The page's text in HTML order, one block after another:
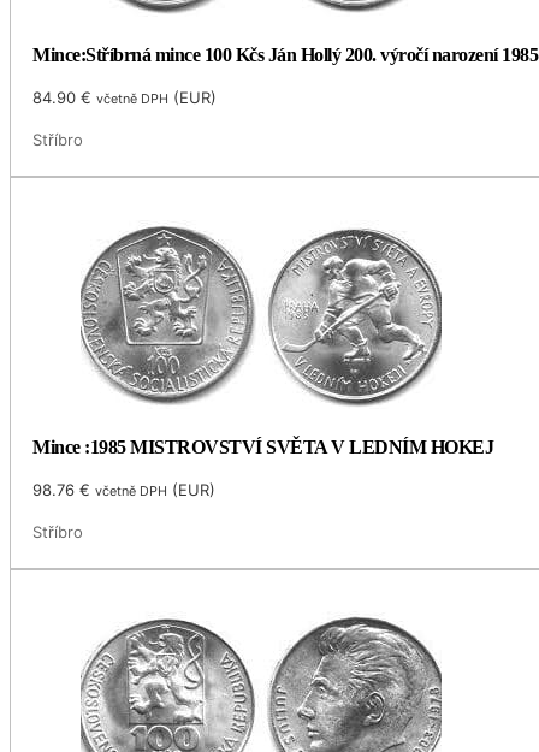
Mince:Stříbrná mince 100 Kčs Ján Hollý 200. výročí narození 1985
84.90€ včetně DPH (EUR)
Stříbro
Mince :1985 MISTROVSTVÍ SVĚTA V LEDNÍM HOKEJ
98.76€ včetně DPH (EUR)
Stříbro